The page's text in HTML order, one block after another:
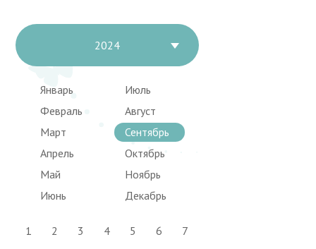
2024
Январь
Февраль
Март
Апрель
Май
Июнь
Июль
Август
Сентябрь
Октябрь
Ноябрь
Декабрь
1 2 3 4 5 6
7